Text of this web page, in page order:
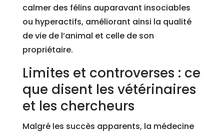
calmer des félins auparavant insociables
ou hyperactifs, améliorant ainsi la qualité
de vie de l’animal et celle de son
propriétaire.
Limites et controverses : ce
que disent les vétérinaires
et les chercheurs
Malgré les succès apparents, la médecine